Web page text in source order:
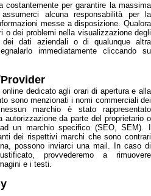
costantemente per garantire la massima
alcuna responsabilità per la
messe a disposizione. Qualora
o dei problemi nella visualizzazione degli
dati aziendali o di qualunque altra
immediatamente cliccando su
dedicato agli orari di apertura e alla
sono menzionati i nomi commerciali dei
marchio è stato rappresentato
autorizzazione da parte del proprietario o
un marchio specifico (SEO, SEM). I
dei rispettivi marchi che sono contrari
possono inviarci una mail. In caso di
provvederemo a rimuovere
e i testi.